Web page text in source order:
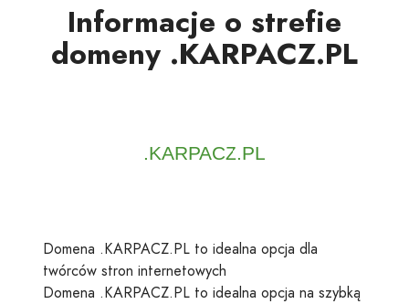
Informacje o strefie
domeny .KARPACZ.PL
Domena .KARPACZ.PL to idealna opcja dla
twórców stron internetowych
Domena .KARPACZ.PL to idealna opcja na szybką